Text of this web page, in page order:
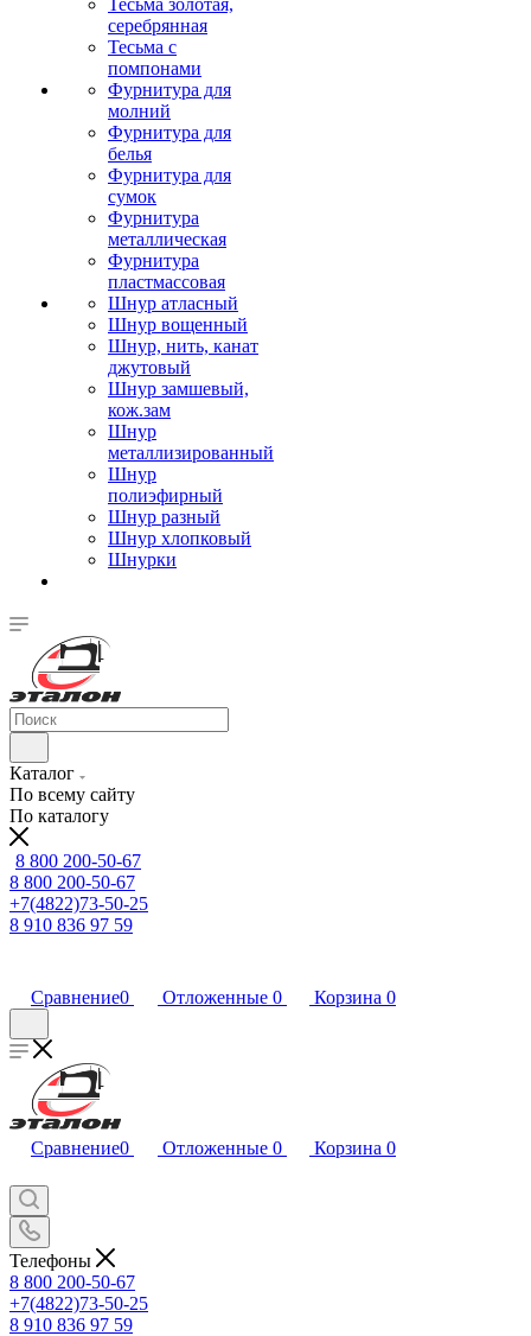
Тесьма золотая,
серебрянная
Тесьма с
помпонами
Фурнитура для
молний
Фурнитура для
белья
Фурнитура для
сумок
Фурнитура
металлическая
Фурнитура
пластмассовая
Шнур атласный
Шнур вощенный
Шнур, нить, канат
джутовый
Шнур замшевый,
кож.зам
Шнур
металлизированный
Шнур
полиэфирный
Шнур разный
Шнур хлопковый
Шнурки
Каталог
По всему сайту
По каталогу
8 800 200-50-67
8 800 200-50-67
+7(4822)73-50-25
8 910 836 97 59
Сравнение0 Отложенные 0 Корзина 0
Сравнение0 Отложенные 0 Корзина 0
Телефоны
8 800 200-50-67
+7(4822)73-50-25
8 910 836 97 59